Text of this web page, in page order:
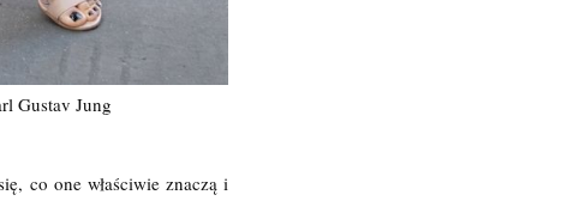
Gustav Jung
co one właściwie znaczą i